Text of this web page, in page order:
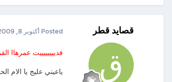
قصايد قطر Posted أكتوبر 8, 2009
فدييييييييت عمرهاا
ياعيني عليج يا الام